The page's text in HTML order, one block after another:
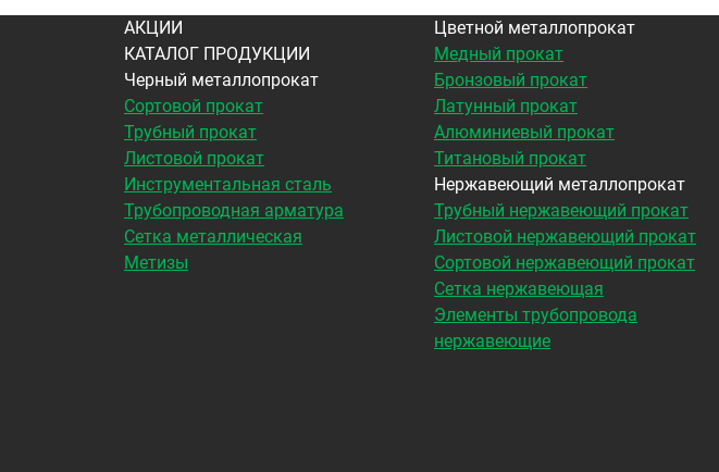
АКЦИИ
КАТАЛОГ ПРОДУКЦИИ
Черный металлопрокат
Сортовой прокат
Трубный прокат
Листовой прокат
Инструментальная сталь
Трубопроводная арматура
Сетка металлическая
Метизы
Цветной металлопрокат
Медный прокат
Бронзовый прокат
Латунный прокат
Алюминиевый прокат
Титановый прокат
Нержавеющий металлопрокат
Трубный нержавеющий прокат
Листовой нержавеющий прокат
Сортовой нержавеющий прокат
Сетка нержавеющая
Элементы трубопровода
нержавеющие